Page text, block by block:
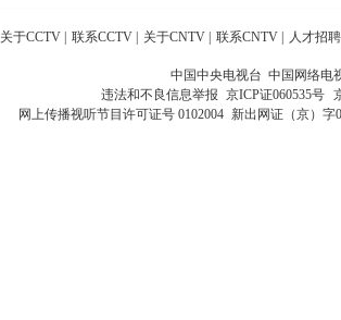
关于CCTV 联系CCTV 关于CNTV 联系CNTV 人才招聘
中国中央电视台 中国网络电
违法和不良信息举报 京ICP证060535号
网上传播视听节目许可证号 0102004 新出网证（京）